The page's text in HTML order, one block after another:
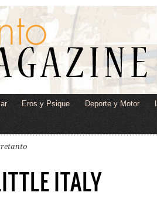
Eros y Psique Deporte y Motor
ITALY